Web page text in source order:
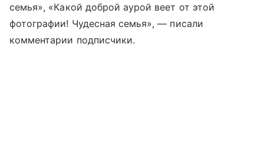
семья», «Какой доброй аурой веет от этой
фотографии! Чудесная семья», — писали
комментарии подписчики.